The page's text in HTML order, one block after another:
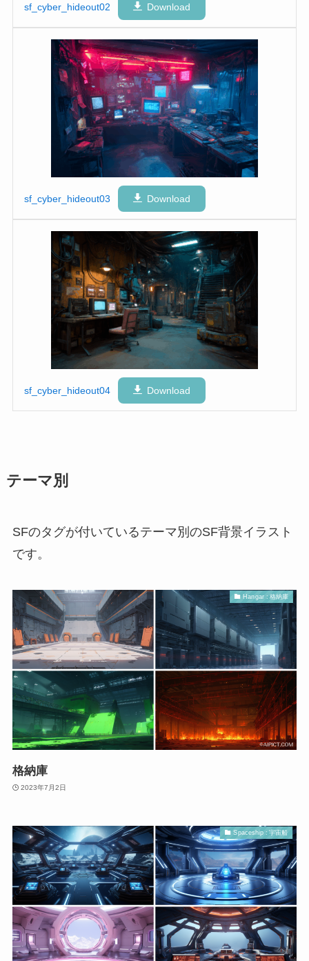
sf_cyber_hideout02 Download
sf_cyber_hideout03 Download
sf_cyber_hideout04 Download
テーマ別
SFのタグが付いているテーマ別のSF背景イラスト
です。
Hangar : 格納庫
格納庫
2023年7月2日
Spaceship : 宇宙船